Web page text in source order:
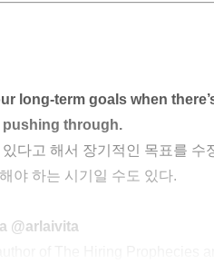
long-term goals when
through.
다고 해서 장기적인 목표를 수
야 하는 시기일 수도 있다.
@arlaivita